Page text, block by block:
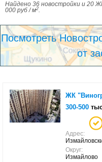
Найдено 36 новостройки и 20
000 руб / м2.
Посмотреть
от
ЖК
300-500
Адрес:
Округ:
Измайлово